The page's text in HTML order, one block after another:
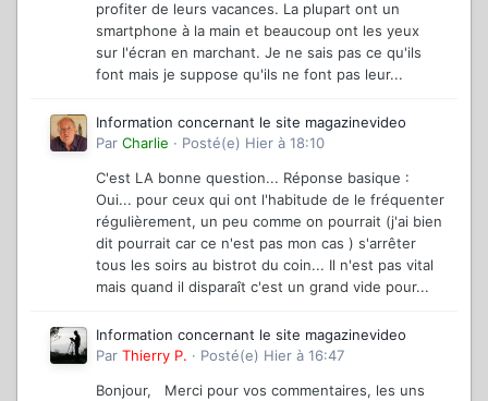
profiter de leurs vacances. La plupart ont un
smartphone à la main et beaucoup ont les yeux
sur l'écran en marchant. Je ne sais pas ce qu'ils
font mais je suppose qu'ils ne font pas leur...
Information concernant le site magazinevideo
Par Charlie · Posté(e) Hier à 18:10
C'est LA bonne question... Réponse basique :
Oui... pour ceux qui ont l'habitude de le fréquenter
régulièrement, un peu comme on pourrait (j'ai bien
dit pourrait car ce n'est pas mon cas ) s'arrêter
tous les soirs au bistrot du coin... Il n'est pas vital
mais quand il disparaît c'est un grand vide pour...
Information concernant le site magazinevideo
Par Thierry P. · Posté(e) Hier à 16:47
Bonjour, Merci pour vos commentaires, les uns